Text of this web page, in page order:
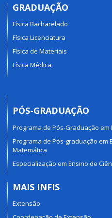
GRADUAÇÃO
Física Bacharelado
Física Licenciatura
Física de Materiais
Física Médica
PÓS-GRADUAÇÃO
Programa de Pós-Graduação em
Programa de Pós-graduação em
Matemática
Especialização em Ensino de
MAIS INFIS
Extensão